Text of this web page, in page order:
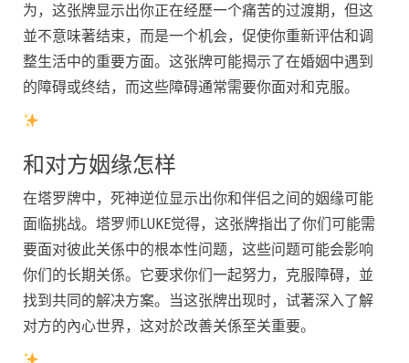
为，这张牌显示出你正在经歷一个痛苦的过渡期，但这
並不意味著结束，而是一个机会，促使你重新评估和调
整生活中的重要方面。这张牌可能揭示了在婚姻中遇到
的障碍或终结，而这些障碍通常需要你面对和克服。
和对方姻缘怎样
在塔罗牌中，死神逆位显示出你和伴侣之间的姻缘可能
面临挑战。塔罗师LUKE觉得，这张牌指出了你们可能需
要面对彼此关係中的根本性问题，这些问题可能会影响
你们的长期关係。它要求你们一起努力，克服障碍，並
找到共同的解决方案。当这张牌出现时，试著深入了解
对方的內心世界，这对於改善关係至关重要。